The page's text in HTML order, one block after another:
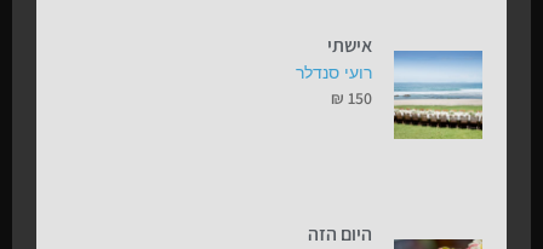
אישתי
רועי סנדלר
₪ 150
היום הזה